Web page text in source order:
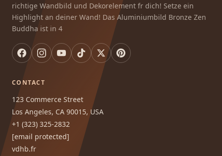
richtige Wandbild und Dekorelement fr dich! Setze ein
Highlight an deiner Wand! Das Aluminiumbild Bronze Zen
Buddha ist in 4
CONTACT
123 Commerce Street
Los Angeles, CA 90015, USA
+1 (323) 325-2832
[email protected]
vdhb.fr